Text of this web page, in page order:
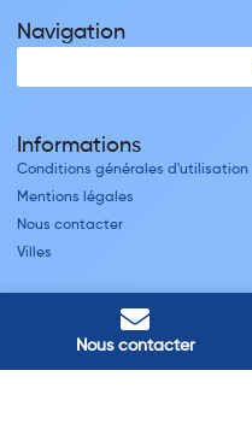
Nous contacter
Navigation
Informations
Conditions générales d'utilisation
Mentions légales
Nous contacter
Villes
Nos adresses
Louviers